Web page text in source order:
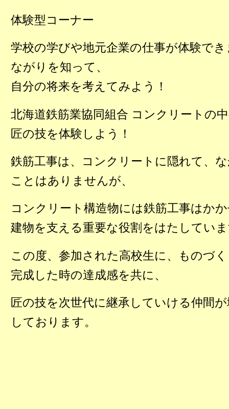
体験型コーナー
学校の学びや地元企業の仕事が体験で
ながりを知って、
自分の将来を考えてみよう！
北海道鉄筋業協同組合 コンクリートの
匠の技を体験しよう！
鉄筋工事は、コンクリートに隠れて、
ことはありませんが、
コンクリート構造物には鉄筋工事はか
建物を支える重要な役割をはたしてい
この度、参加された高校生に、ものづ
完成した時の達成感を共に、
匠の技を次世代に継承していける仲間
しております。